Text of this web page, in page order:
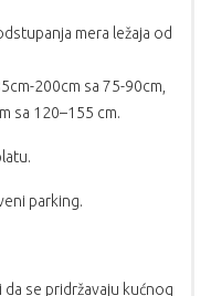
mera ležaja od
200cm sa 75-90cm,
sa 120–155 cm.
parking.
se pridržavaju kućnog